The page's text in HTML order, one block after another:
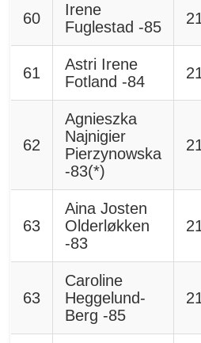
60
Irene
Fuglestad -85
61
Astri Irene
Fotland -84
62
Agnieszka
Najnigier
Pierzynowska
-83(*)
63
Aina Josten
Olderløkken
-83
63
Caroline
Heggelund-
Berg -85